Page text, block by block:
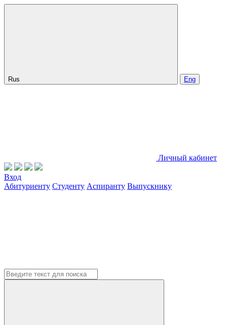
Rus Eng
Личный кабинет
Вход
Абитуриенту Студенту Аспиранту Выпускнику